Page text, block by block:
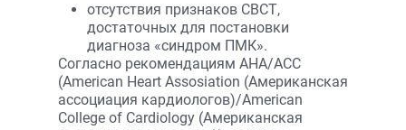
отсутствия признаков СВСТ,
достаточных для постановки
диагноза «синдром ПМК».
Согласно рекомендациям AHA/ACC
(American Heart Assosiation (Американская
ассоциация кардиологов)/American
College of Cardiology (Американская